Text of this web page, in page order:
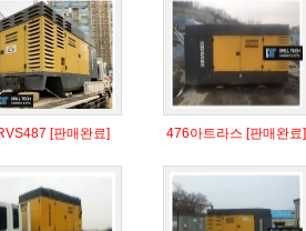
[판매완료] 476아트라스 [판매완료]